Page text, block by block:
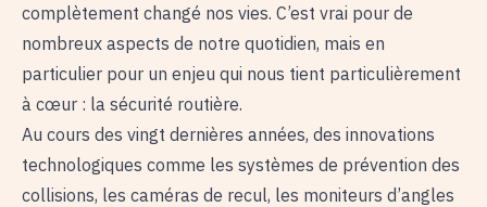
complètement changé nos vies. C’est vrai pour de
nombreux aspects de notre quotidien, mais en
particulier pour un enjeu qui nous tient particulièrement
à cœur : la sécurité routière.
Au cours des vingt dernières années, des innovations
technologiques comme les systèmes de prévention des
collisions, les caméras de recul, les moniteurs d’angles